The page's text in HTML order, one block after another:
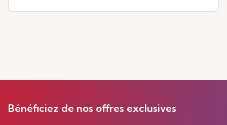
Bénéficiez de nos offres exclusives